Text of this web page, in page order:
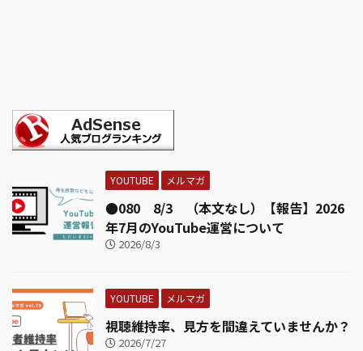
YOUTUBE メルマガ
●080 8/3 （本文なし）【報告】2026
年7月のYouTube運営について
2026/8/3
YOUTUBE メルマガ
視聴維持率、見方を間違えていませんか？
2026/7/27